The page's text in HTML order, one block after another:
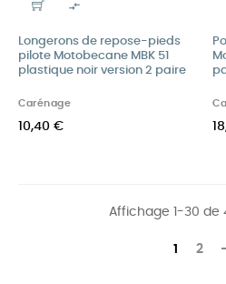

Longerons de repose-pieds
pilote Motobecane MBK 51
plastique noir version 2 paire
Carénage
10,40 €
Affichage 1-30 de
1 2